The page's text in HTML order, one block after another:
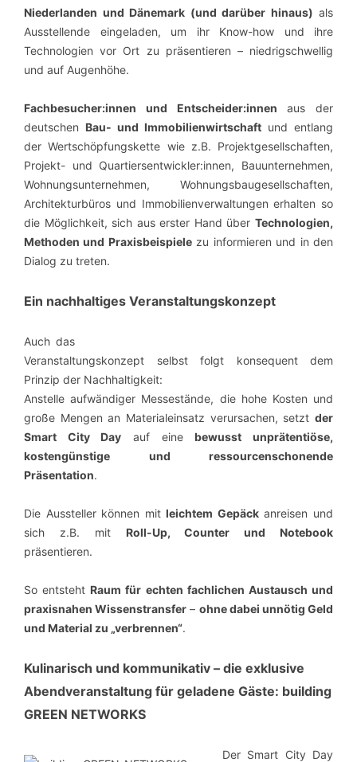
Niederlanden und Dänemark (und darüber hinaus) als
Ausstellende eingeladen, um ihr Know-how und ihre
Technologien vor Ort zu präsentieren – niedrigschwellig
und auf Augenhöhe.
Fachbesucher:innen und Entscheider:innen aus der
deutschen Bau- und Immobilienwirtschaft und entlang
der Wertschöpfungskette wie z.B. Projektgesellschaften,
Projekt- und Quartiersentwickler:innen, Bauunternehmen,
Wohnungsunternehmen, Wohnungsbaugesellschaften,
Architekturbüros und Immobilienverwaltungenerhalten so
die Möglichkeit, sich aus erster Hand über Technologien,
Methoden und Praxisbeispielezu informieren und in den
Dialog zu treten.
Ein nachhaltiges Veranstaltungskonzept
Auch das
Veranstaltungskonzept selbst folgt konsequent dem
Prinzip der Nachhaltigkeit:
Anstelle aufwändiger Messestände, die hohe Kosten und
große Mengen an Materialeinsatz verursachen, setzt der
Smart City Day auf eine bewusst unprätentiöse,
kostengünstige und ressourcenschonende
Präsentation.
Die Aussteller können mitleichtem Gepäckanreisen und
sich z.B. mit Roll-Up, Counter und Notebook
präsentieren.
So entsteht Raum für echten fachlichen Austausch und
praxisnahen Wissenstransfer – ohne dabei unnötigGeld
und Material zu „verbrennen“.
Kulinarisch und kommunikativ – die exklusive
Abendveranstaltung für geladene Gäste: building
GREEN NETWORKS
Der Smart City Day